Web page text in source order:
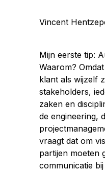
Vincent
Mijn eerste tip:
Waarom?
klant als wijzelf
stakeholders,
zaken en
de engineering,
vraagt dat om
partijen moeten
communicatie